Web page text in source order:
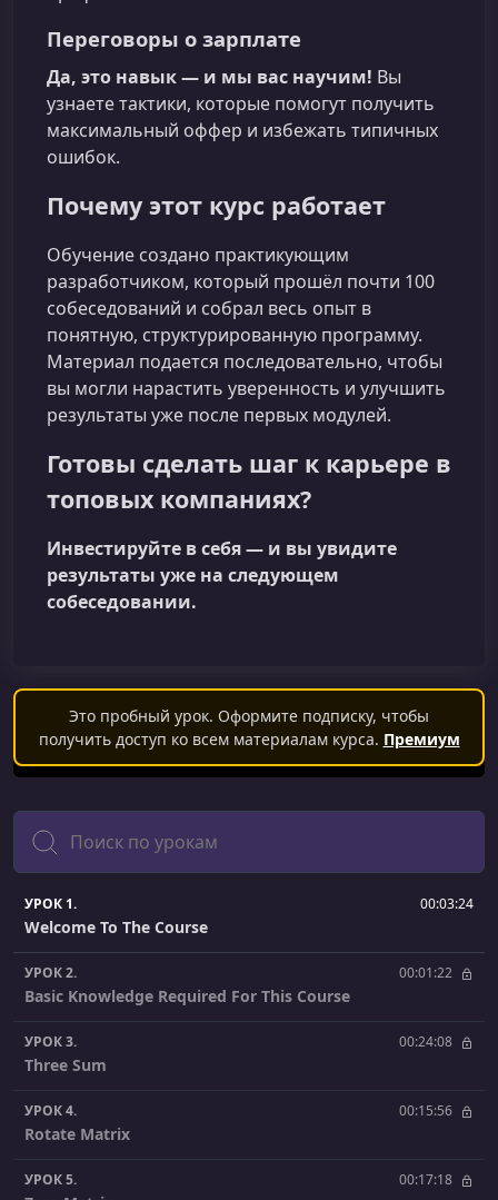
Переговоры о зарплате
Да, это навык — и мы вас научим! Вы
узнаете тактики, которые помогут получить
максимальный оффер и избежать типичных
ошибок.
Почему этот курс работает
Обучение создано практикующим
разработчиком, который прошёл почти 100
собеседований и собрал весь опыт в
понятную, структурированную программу.
Материал подается последовательно, чтобы
вы могли нарастить уверенность и улучшить
результаты уже после первых модулей.
Готовы сделать шаг к карьере в
топовых компаниях?
Инвестируйте в себя — и вы увидите
результаты уже на следующем
собеседовании.
Это пробный урок. Оформите подписку, чтобы
получить доступ ко всем материалам курса. Премиум
Поиск
УРОК 1. 00:03:24
Welcome To The Course
УРОК 2. 00:01:22
Basic Knowledge Required For This Course
УРОК 3. 00:24:08
Three Sum
УРОК 4. 00:15:56
Rotate Matrix
УРОК 5. 00:17:18